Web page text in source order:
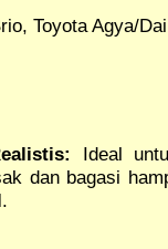
Toyota Agya/
Ideal
dan bagasi
.